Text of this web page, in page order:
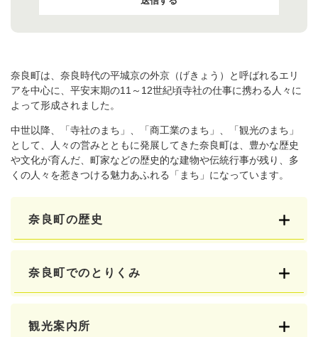
奈良町は、奈良時代の平城京の外京（げきょう）と呼ばれるエリ
アを中心に、平安末期の11～12世紀頃寺社の仕事に携わる人々に
よって形成されました。
中世以降、「寺社のまち」、「商工業のまち」、「観光のまち」
として、人々の営みとともに発展してきた奈良町は、豊かな歴史
や文化が育んだ、町家などの歴史的な建物や伝統行事が残り、多
くの人々を惹きつける魅力あふれる「まち」になっています。
奈良町の歴史
奈良町でのとりくみ
観光案内所